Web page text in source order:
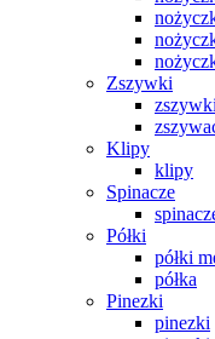
Zszywki
Klipy
klipy
Spinacze
Półki
półki
półka
Pinezki
pinezki